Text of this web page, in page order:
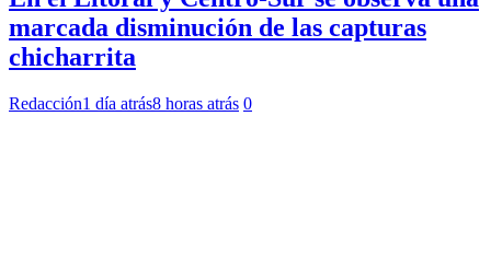
marcada disminución de las capturas
chicharrita
Redacción1 día atrás8 horas atrás 0